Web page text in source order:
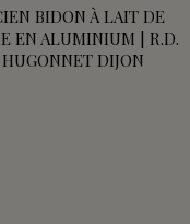
BIDON À LAIT DE
EN ALUMINIUM | R.D.
| HUGONNET DIJON